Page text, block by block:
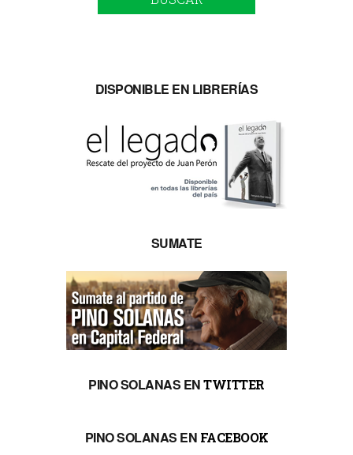
DISPONIBLE EN LIBRERÍAS
SUMATE
PINO SOLANAS ENTWITTER
PINO SOLANAS EN FACEBOOK